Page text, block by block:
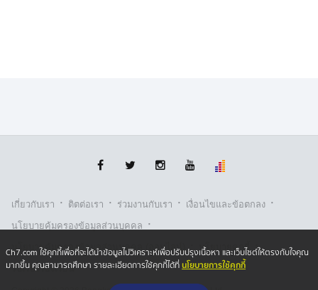
เกี่ยวกับเรา · ติตต่อเรา · ร่วมงานกับเรา · เงื่อนไขและข้อตกลง ·
นโยบายคุ้มครองข้อมูลส่วนบุคคล ·
นโยบายคุ้มครองข้อมูลส่วนบุคคล (ออนไลน์) · นโยบายคุกกี้ ·
รับเรื่องร้องเรียน
Ch7.com ใช้คุกกี้เพื่อที่จะได้นำข้อมูลไปวิเคราะห์เพื่อปรับปรุงเนื้อหา และเว็บไซต์ให้ตรงกับใจคุณ
มากขึ้น คุณสามารถศึกษา รายละเอียดการใช้คุกกี้ได้ที่นโยบายการใช้คุกกี้